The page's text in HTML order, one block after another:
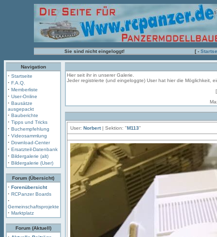
Sie sind nicht eingeloggt! [ -
Navigation
· Startseite
· F.A.Q.
· Memberliste
· User-Online
· Bausätze
ausgepackt
· Bauberichte
· Tipps und Tricks
· Buchempfehlung
· Videosammlung
· Download-Center
· Ersatzteil-Datenbank
· Bildergalerie (alt)
· Bildergalerie (User)
Forum (Übersicht)
· Forenübersicht
· RCPanzer Boards
·
Gemeinschaftsprojekte
· Marktplatz
Forum (Aktuell)
Hier seit ihr in unserer Galerie.
Jeder registrierte (und eingeloggte) User hat hier die Möglichkeit,
User: Norbert| Sektion: "M113"